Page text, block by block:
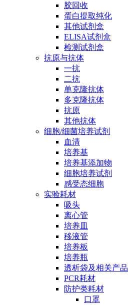
胶回收
蛋白提取纯化
其他试剂盒
ELISA试剂盒
检测试剂盒
抗原与抗体
一抗
二抗
单克隆抗体
多克隆抗体
抗原
其他抗体
细胞/细菌培养试剂
血清
培养基
培养基添加物
细胞培养试剂
感受态细胞
实验耗材
吸头
离心管
培养皿
移液管
培养板
培养瓶
透析袋及相关产品
PCR耗材
防护类耗材
口罩